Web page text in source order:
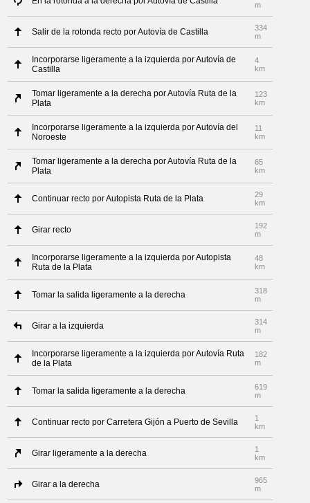
m
Salir de la rotonda recto por Autovía de Castilla
334
m
Incorporarse ligeramente a la izquierda por Autovía de
Castilla
4
km
Tomar ligeramente a la derecha por Autovía Ruta de la
Plata
123
km
Incorporarse ligeramente a la izquierda por Autovía del
Noroeste
11
km
Tomar ligeramente a la derecha por Autovía Ruta de la
Plata
65
km
Continuar recto por Autopista Ruta de la Plata
29
km
Girar recto
192
m
Incorporarse ligeramente a la izquierda por Autopista
Ruta de la Plata
48
km
Tomar la salida ligeramente a la derecha
318
m
Girar a la izquierda
314
m
Incorporarse ligeramente a la izquierda por Autovía Ruta
de la Plata
182
m
Tomar la salida ligeramente a la derecha
619
m
Continuar recto por Carretera Gijón a Puerto de Sevilla
1
km
Girar ligeramente a la derecha
1
km
Girar a la derecha
965
m